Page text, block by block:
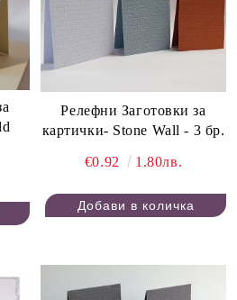
Релефни Заготовки за
картички- Stone Wall - 3 бр.
€0.92 1.80лв.